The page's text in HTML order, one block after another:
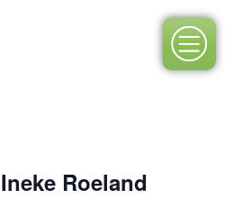
Roeland